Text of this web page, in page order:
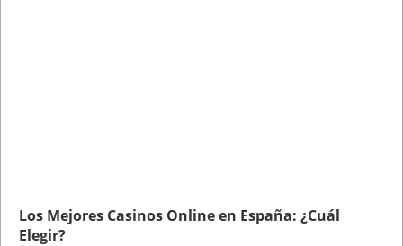
Los Mejores Casinos Online en España: ¿Cuál
Elegir?